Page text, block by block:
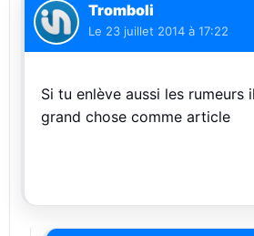
Tromboli
Le 23 juillet 2014 à 17:22
Si tu enlève aussi les rumeurs
grand chose comme article